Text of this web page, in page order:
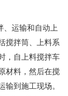
运输和自动上
搅拌筒、上料系
，自上料搅拌车
材料，然后在搅
输到施工现场。